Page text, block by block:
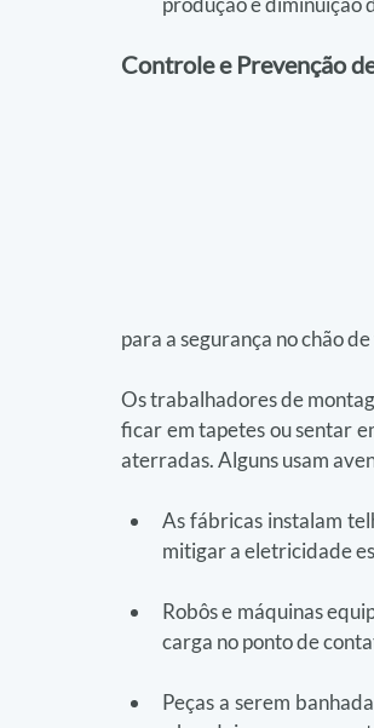
Controle e Prevenção
para a segurança no chão
Os trabalhadores de
ficar em tapetes ou sentar
aterradas. Alguns usam
As fábricas instalam
mitigar a eletricidade
Robôs e máquinas
carga no ponto de
Peças a serem